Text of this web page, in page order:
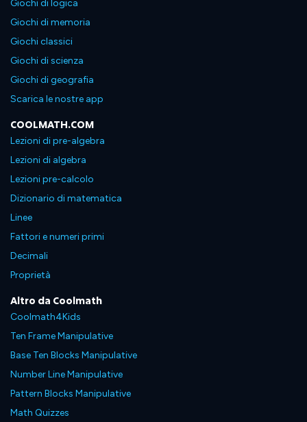
Giochi di logica
Giochi di memoria
Giochi classici
Giochi di scienza
Giochi di geografia
Scarica le nostre app
COOLMATH.COM
Lezioni di pre-algebra
Lezioni di algebra
Lezioni pre-calcolo
Dizionario di matematica
Linee
Fattori e numeri primi
Decimali
Proprietà
Altro da Coolmath
Coolmath4Kids
Ten Frame Manipulative
Base Ten Blocks Manipulative
Number Line Manipulative
Pattern Blocks Manipulative
Math Quizzes